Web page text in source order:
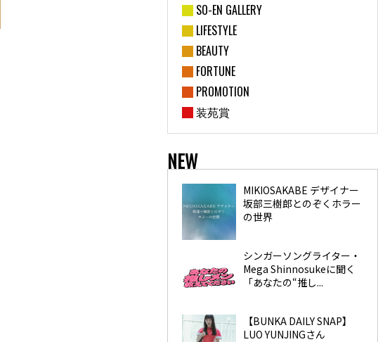
SO-EN GALLERY
LIFESTYLE
BEAUTY
FORTUNE
PROMOTION
装苑賞
NEW
MIKIOSAKABE デザイナー
坂部三樹郎とのぞくホラー
の世界
シンガーソングライター・
Mega Shinnosukeに聞く
「あなたの“推し...
【BUNKA DAILY SNAP】
LUO YUNJINGさん